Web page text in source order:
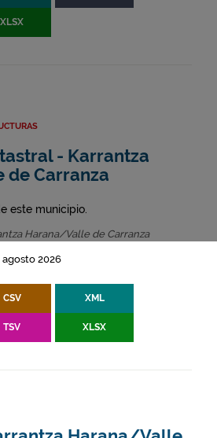
XLSX
- Karrantza
Carranza
este municipio.
Harana/Valle de Carranza
2026
CSV XML
TSV XLSX